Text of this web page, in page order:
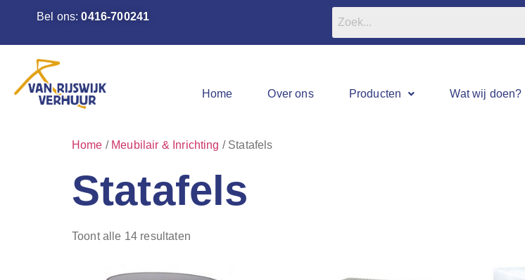
Bel ons:0416-700241
Home Over ons Producten Wat wij doen?
Home / Meubilair & Inrichting / Statafels
Statafels
Toont alle 14 resultaten